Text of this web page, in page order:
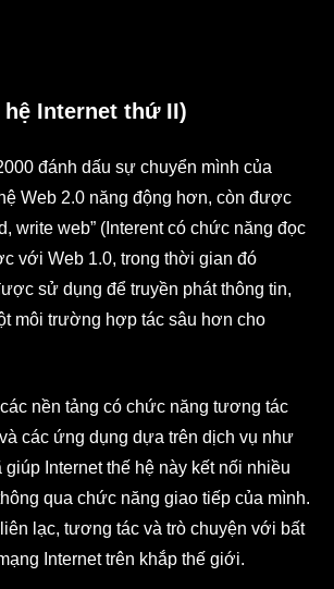
hệ Internet thứ II)
đánh dấu sự chuyển mình của
Web 2.0 năng động hơn, còn được
write web” (Interent có chức năng đọc
với Web 1.0, trong thời gian đó
sử dụng để truyền phát thông tin,
môi trường hợp tác sâu hơn cho
nền tảng có chức năng tương tác
các ứng dụng dựa trên dịch vụ như
giúp Internet thế hệ này kết nối nhiều
qua chức năng giao tiếp của mình.
lạc, tương tác và trò chuyện với bất
Internet trên khắp thế giới.